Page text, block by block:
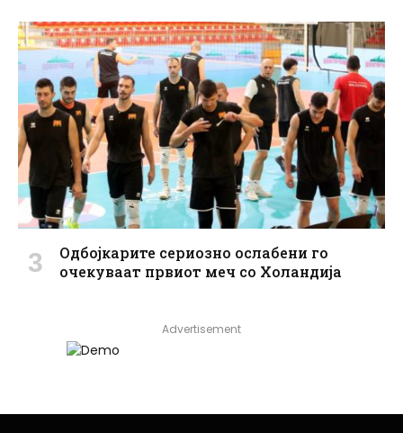
Одбојкарите сериозно ослабени го
очекуваат првиот меч со Холандија
Advertisement